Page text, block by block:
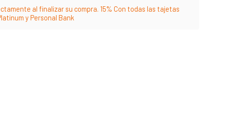
al finalizar su compra. 15% Con todas las tajetas
y Personal Bank